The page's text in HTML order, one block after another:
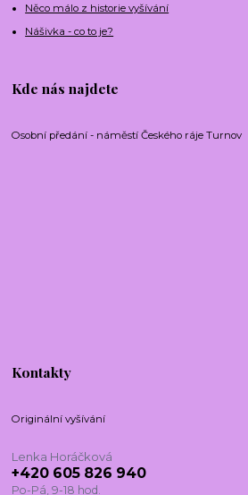
Něco málo z historie vyšívání
Nášivka - co to je?
Kde nás najdete
Osobní předání - náměstí Českého ráje Turnov
Kontakty
Originální vyšívání
Lenka Horáčková
+420 605 826 940
Po-Pá, 9-18 hod.